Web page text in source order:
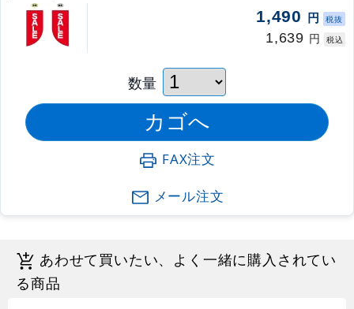
1,490 円 税抜
1,639 円 税込
数量
FAX注文
メール注文
あわせて買いたい、よく一緒に購入されてい
る商品